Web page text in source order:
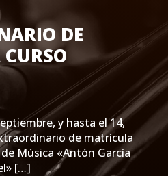
DE
y hasta el 14,
de matrícula
Música «Antón García
[…]